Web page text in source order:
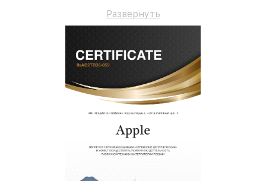
компетентное обслуживание и долгосрочную
гарантию на ремонт и детали.
Развернуть